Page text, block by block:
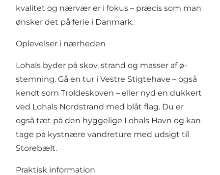
kvalitet og nærvær er i fokus – præcis som man
ønsker det på ferie i Danmark.
Oplevelser i nærheden
Lohals byder på skov, strand og masser af ø-
stemning. Gå en tur i Vestre Stigtehave – også
kendt som Troldeskoven – eller nyd en dukkert
ved Lohals Nordstrand med blåt flag. Du er
også tæt på den hyggelige Lohals Havn og kan
tage på kystnære vandreture med udsigt til
Storebælt.
Praktisk information